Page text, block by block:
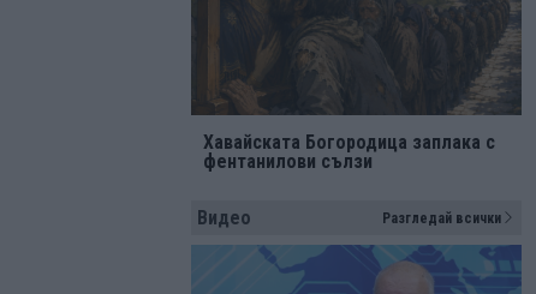
Хавайската Богородица заплака с
фентанилови сълзи
Видео Разгледай всички